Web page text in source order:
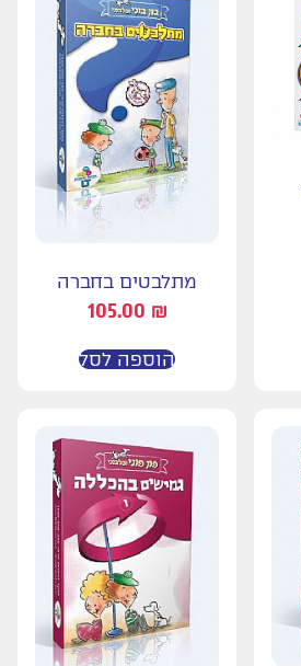
מתלבטים בחברה
105.00 ₪
הוספה לסל